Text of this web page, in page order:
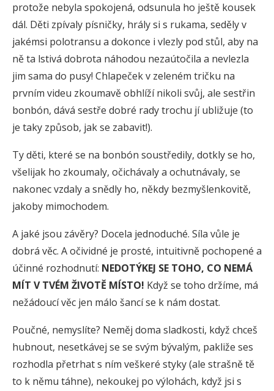
protože nebyla spokojená, odsunula ho ještě kousek
dál. Děti zpívaly písničky, hrály si s rukama, seděly v
jakémsi polotransu a dokonce i vlezly pod stůl, aby na
ně ta lstivá dobrota náhodou nezaútočila a nevlezla
jim sama do pusy! Chlapeček v zeleném tričku na
prvním videu zkoumavě obhlíží nikoli svůj, ale sestřin
bonbón, dává sestře dobré rady trochu jí ubližuje (to
je taky způsob, jak se zabavit!).
Ty děti, které se na bonbón soustředily, dotkly se ho,
všelijak ho zkoumaly, očichávaly a ochutnávaly, se
nakonec vzdaly a snědly ho, někdy bezmyšlenkovitě,
jakoby mimochodem.
A jaké jsou závěry? Docela jednoduché. Síla vůle je
dobrá věc. A očividné je prosté, intuitivně pochopené a
účinné rozhodnutí: NEDOTÝKEJ SE TOHO, CO NEMÁ
MÍT V TVÉM ŽIVOTĚ MÍSTO! Když se toho držíme, má
nežádoucí věc jen málo šancí se k nám dostat.
Poučné, nemyslíte? Neměj doma sladkosti, když chceš
hubnout, nesetkávej se se svým bývalým, pakliže ses
rozhodla přetrhat s ním veškeré styky (ale strašně tě
to k němu táhne), nekoukej po výlohách, když jsi s